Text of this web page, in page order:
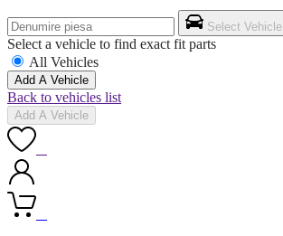
Select Vehicle
Select a vehicle to find exact fit parts
All Vehicles
Add A Vehicle
Back to vehicles list
Add A Vehicle